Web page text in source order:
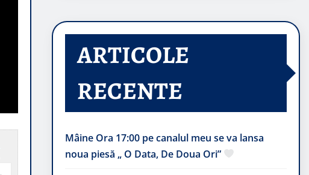
ARTICOLE
RECENTE
Mâine Ora 17:00 pe canalul meu se va lansa
noua piesă „ O Data, De Doua Ori”